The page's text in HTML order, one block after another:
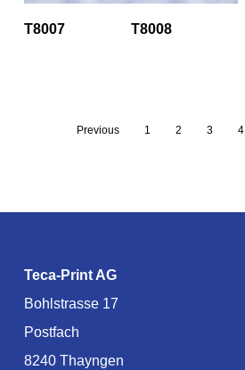
T8007 T8008
Previous 1 2 3 4
Teca-Print AG
Bohlstrasse 17
Postfach
8240 Thayngen